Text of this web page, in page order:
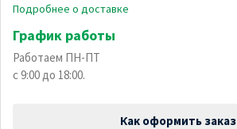
Подробнее о доставке
График работы
Работаем ПН-ПТ
с 9:00 до 18:00.
Как оформить заказ